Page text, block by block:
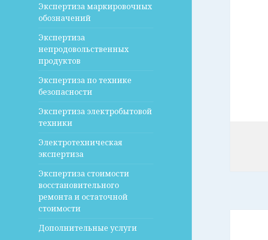
Экспертиза маркировочных
обозначений
Экспертиза
непродовольственных
продуктов
Экспертиза по технике
безопасности
Экспертиза электробытовой
техники
Электротехническая
экспертиза
Экспертиза стоимости
восстановительного
ремонта и остаточной
стоимости
Дополнительные услуги